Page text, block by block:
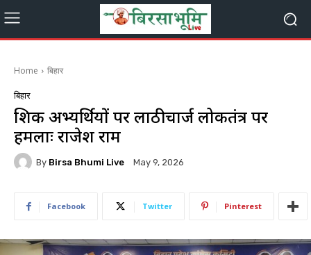
Home बिहार
बिहार
शिक्षक अभ्यर्थियों पर लाठीचार्ज लोकतंत्र पर
हमलाः राजेश राम
By Birsa Bhumi Live May 9, 2026
Facebook Twitter Pinterest